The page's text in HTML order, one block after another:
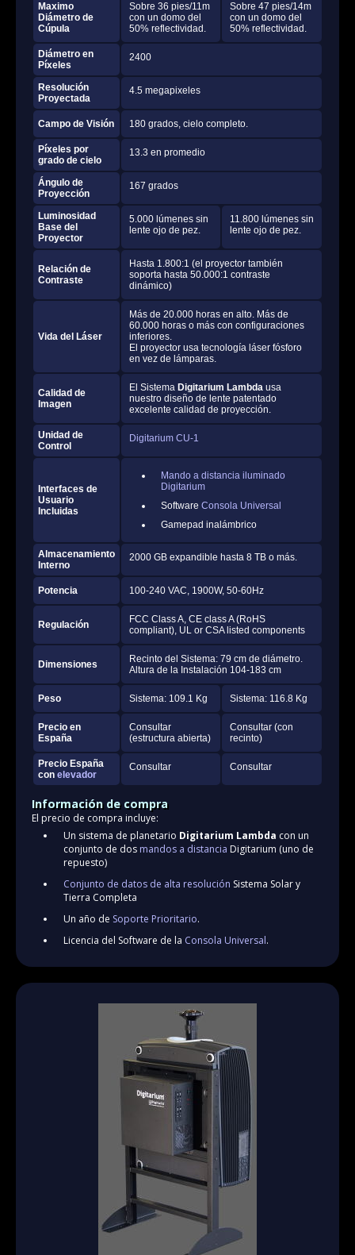
Maximo
Diámetro de
Cúpula
Sobre 36 pies/11m
con un domo del
50% reflectividad.
Sobre 47 pies/14m
con un domo del
50% reflectividad.
Diámetro en
Píxeles
2400
Resolución
Proyectada
4.5 megapixeles
Campo de Visión 180 grados, cielo completo.
Píxeles por
grado de cielo
13.3 en promedio
Ángulo de
Proyección
167 grados
Luminosidad
Base del
Proyector
5.000 lúmenes sin
lente ojo de pez.
11.800 lúmenes sin
lente ojo de pez.
Relación de
Contraste
Hasta 1.800:1 (el proyector también
soporta hasta 50.000:1 contraste
dinámico)
Vida del Láser
Más de 20.000 horas en alto. Más de
60.000 horas o más con configuraciones
inferiores.
El proyector usa tecnología láser fósforo
en vez de lámparas.
Calidad de
Imagen
El Sistema Digitarium Lambda usa
nuestro diseño de lente patentado
excelente calidad de proyección.
Unidad de
Control
Digitarium CU-1
Interfaces de
Usuario
Incluidas
Mando a distancia iluminado
Digitarium
Software Consola Universal
Gamepad inalámbrico
Almacenamiento
Interno
2000 GB expandible hasta 8 TB o más.
Potencia 100-240 VAC, 1900W, 50-60Hz
Regulación
FCC Class A, CE class A (RoHS
compliant), UL or CSA listed components
Dimensiones
Recinto del Sistema: 79 cm de diámetro.
Altura de la Instalación 104-183 cm
Peso Sistema: 109.1 Kg Sistema: 116.8 Kg
Precio en
España
Consultar
(estructura abierta)
Consultar (con
recinto)
Precio España
con elevador
Consultar Consultar
Información de compra
El precio de compra incluye:
Un sistema de planetario Digitarium Lambda con un
conjunto de dos mandos a distancia Digitarium (uno de
repuesto)
Conjunto de datos de alta resolución Sistema Solar y
Tierra Completa
Un año de Soporte Prioritario.
Licencia del Software de la Consola Universal.